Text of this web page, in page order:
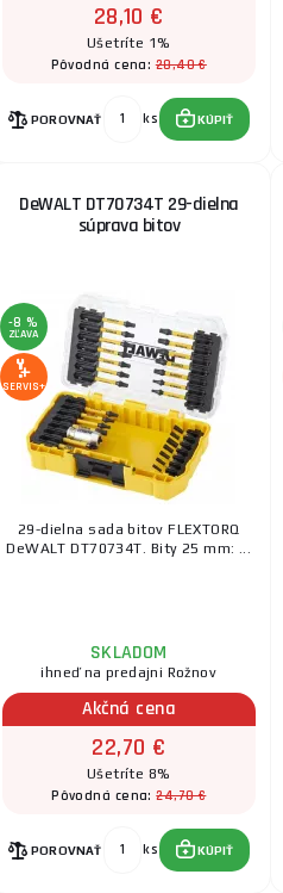
28,10 €
Ušetríte 1%
Pôvodná cena:28,40 €
POROVNAŤ ks KÚPIŤ
DeWALT DT70734T 29-dielna
súprava bitov
-8 %
ZĽAVA
SERVIS+
29-dielna sada bitov FLEXTORQ
DeWALT DT70734T. Bity 25 mm: ...
SKLADOM
ihneď na predajni Rožnov
Akčná cena
22,70 €
Ušetríte 8%
Pôvodná cena:24,70 €
POROVNAŤ ks KÚPIŤ